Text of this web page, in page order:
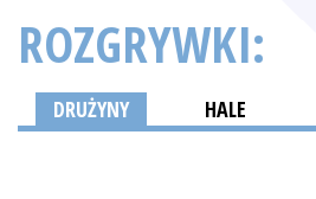
ROZGRYWKI:
DRUŻYNY HALE